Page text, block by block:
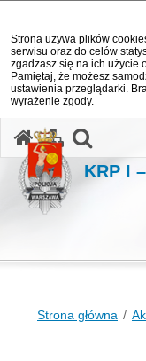
Strona używa plików
serwisu oraz do celów
zgadzasz się na ich użycie
Pamiętaj, że możesz
ustawienia przeglądarki.
wyrażenie zgody.
KRP I
Strona główna